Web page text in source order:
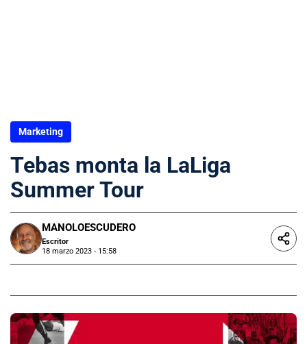
Marketing
Tebas monta la LaLiga
Summer Tour
MANOLOESCUDERO
Escritor
18 marzo 2023 - 15:58